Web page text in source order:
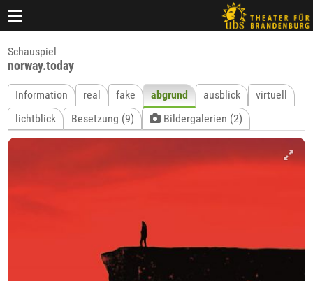
Schauspiel
norway.today
Information real fake abgrund ausblick
virtuell
lichtblick
Besetzung (9) Bildergalerien (2)